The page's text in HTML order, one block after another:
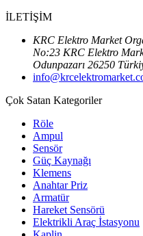
İLETİŞİM
KRC Elektro Market
No:23 KRC Elektro
Odunpazarı 26250
Çok Satan Kategoriler
Röle
Ampul
Sensör
Güç Kaynağı
Klemens
Anahtar Priz
Armatür
Hareket Sensörü
Elektrikli Araç İstasyonu